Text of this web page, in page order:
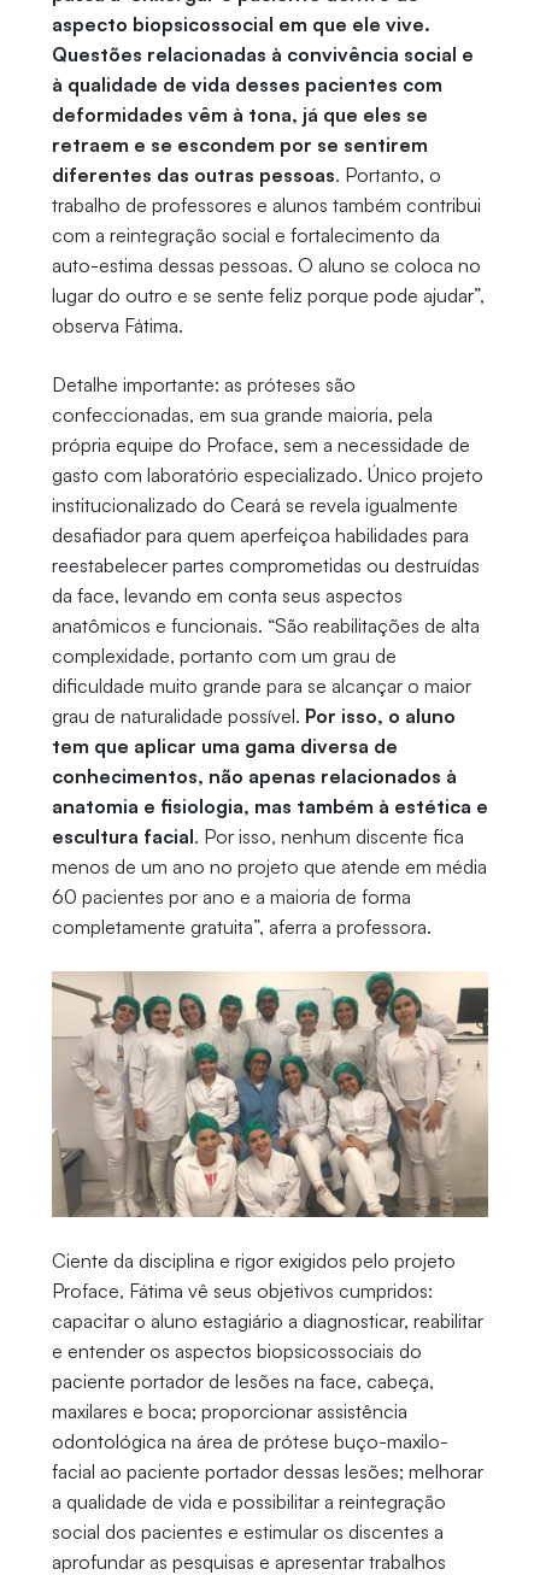
aspecto biopsicossocial em que ele vive.
Questões relacionadas à convivência social e
à qualidade de vida desses pacientes com
deformidades vêm à tona, já que eles se
retraem e se escondem por se sentirem
diferentes das outras pessoas. Portanto, o
trabalho de professores e alunos também contribui
com a reintegração social e fortalecimento da
auto-estima dessas pessoas. O aluno se coloca no
lugar do outro e se sente feliz porque pode ajudar”,
observa Fátima.
Detalhe importante: as próteses são
confeccionadas, em sua grande maioria, pela
própria equipe do Proface, sem a necessidade de
gasto com laboratório especializado. Único projeto
institucionalizado do Ceará se revela igualmente
desafiador para quem aperfeiçoa habilidades para
reestabelecer partes comprometidas ou destruídas
da face, levando em conta seus aspectos
anatômicos e funcionais. “São reabilitações de alta
complexidade, portanto com um grau de
dificuldade muito grande para se alcançar o maior
grau de naturalidade possível. Por isso, o aluno
tem que aplicar uma gama diversa de
conhecimentos, não apenas relacionados à
anatomia e fisiologia, mas também à estética e
escultura facial. Por isso, nenhum discente fica
menos de um ano no projeto que atende em média
60 pacientes por ano e a maioria de forma
completamente gratuita”, aferra a professora.
Ciente da disciplina e rigor exigidos pelo projeto
Proface, Fátima vê seus objetivos cumpridos:
capacitar o aluno estagiário a diagnosticar, reabilitar
e entender os aspectos biopsicossociais do
paciente portador de lesões na face, cabeça,
maxilares e boca; proporcionar assistência
odontológica na área de prótese buço-maxilo-
facial ao paciente portador dessas lesões; melhorar
a qualidade de vida e possibilitar a reintegração
social dos pacientes e estimular os discentes a
aprofundar as pesquisas e apresentar trabalhos